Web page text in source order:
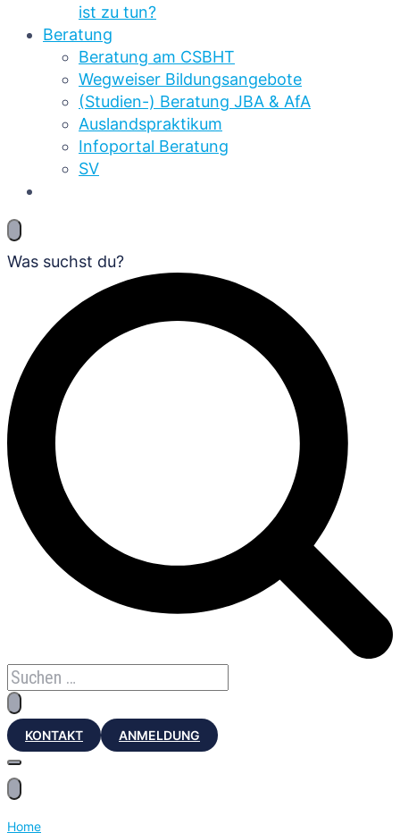
ist zu tun?
Beratung
Beratung am CSBHT
Wegweiser Bildungsangebote
(Studien-) Beratung JBA & AfA
Auslandspraktikum
Infoportal Beratung
SV
Was suchst du?
KONTAKT ANMELDUNG
Home